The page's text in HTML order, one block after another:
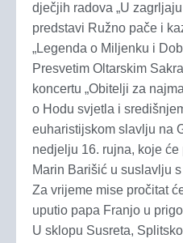
dječjih radova „U
predstavi Ružno pače i
„Legenda o Miljenku i
Presvetim Oltarskim
koncertu „Obitelji za
o Hodu svjetla i
euharistijskom slavlju na
nedjelju 16. rujna, koje
Marin Barišić u suslavlju
Za vrijeme mise pročitat
uputio papa Franjo u
U sklopu Susreta,